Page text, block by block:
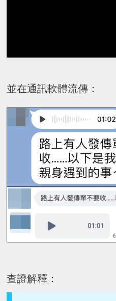
並在通訊軟體流傳：
查證解釋：